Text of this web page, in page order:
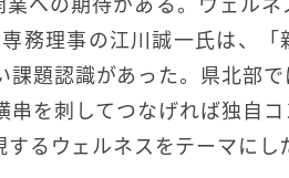
務理事の江川誠一氏は、
題認識があった。県北部
を刺してつなげれば独自
るウェルネスをテーマにし